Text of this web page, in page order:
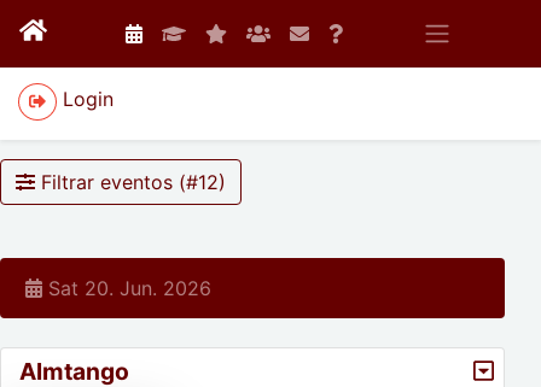
Login
Filtrar eventos (#12)
Sat 20. Jun. 2026
Almtango